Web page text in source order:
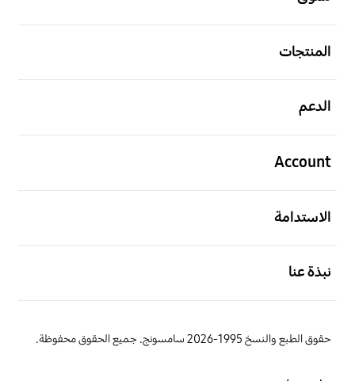
المنتجات
الدعم
Account
الاستدامة
نبذة عنا
حقوق الطبع والنسخ 1995-2026 سامسونج. جميع الحقوق محفوظة.